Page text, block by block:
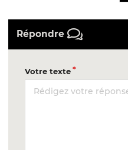
Répondre
Votre texte